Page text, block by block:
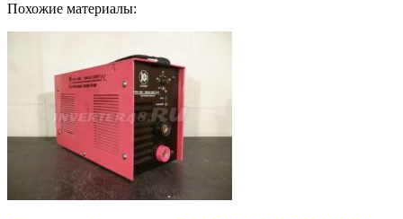
Похожие материалы: